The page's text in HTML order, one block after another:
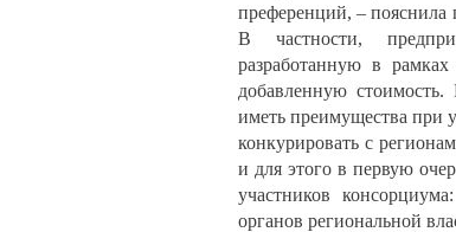
преференций, – пояснила
В частности,
разработанную в
добавленную
иметь преимущества при
конкурировать с
и для этого в первую
участников
органов региональной